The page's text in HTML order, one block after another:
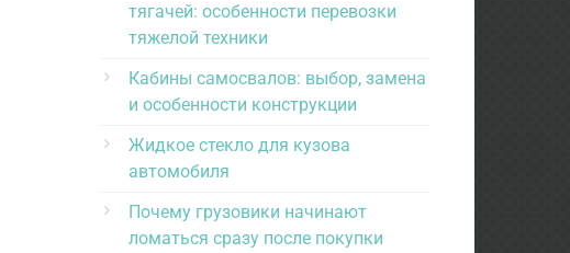
тягачей: особенности перевозки
тяжелой техники
Кабины самосвалов: выбор, замена
и особенности конструкции
Жидкое стекло для кузова
автомобиля
Почему грузовики начинают
ломаться сразу после покупки